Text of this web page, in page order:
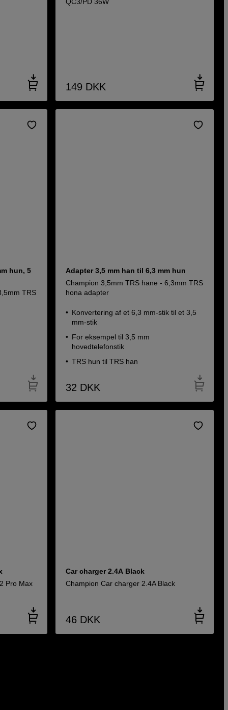
149 DKK
hun, 5
TRS
Adapter 3,5 mm han til 6,3 mm hun
Champion 3,5mm TRS hane - 6,3mm TRS
hona adapter
Konvertering af et 6,3 mm-stik til et 3,5
mm-stik
For eksempel til 3,5 mm
hovedtelefonstik
TRS hun til TRS han
32 DKK
Pro Max
Car charger 2.4A Black
Champion Car charger 2.4A Black
46 DKK